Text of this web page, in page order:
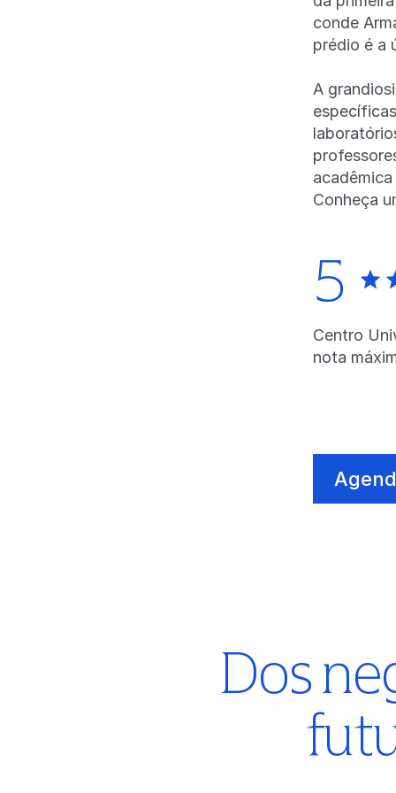
conde
prédio é a
A
Conheça
5
Centro
nota
Dos